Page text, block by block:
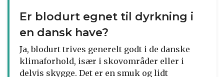
Er blodurt egnet til dyrkning i
en dansk have?
Ja, blodurt trives generelt godt i de danske
klimaforhold, især i skovområder eller i
delvis skygge. Det er en smuk og lidt